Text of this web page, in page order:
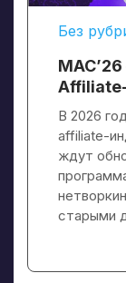
Без
В 2026
affiliate-
ждут
старыми